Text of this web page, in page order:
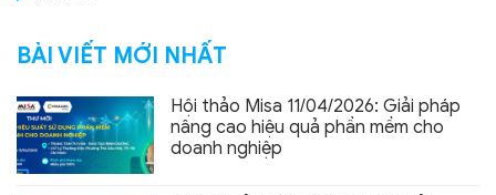
BÀI VIẾT MỚI NHẤT
Hội thảo Misa 11/04/2026: Giải pháp
nâng cao hiệu quả phần mềm cho
doanh nghiệp